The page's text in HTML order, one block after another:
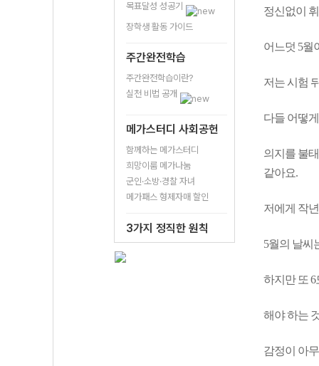
목표달성 성공기
장학생 활동 가이드
주간완전학습
주간완전학습이란?
실천 비법 공개
메가스터디 사회공헌
함께하는 메가스터디
희망이룸 메가나눔
군인·소방·경찰 자녀
메가패스 형제자매 할인
3가지 정직한 원칙
정신없이
어느덧 5월
저는 시험
다들 어떻
의지를 불
같아요.
저에게 작
5월의 날씨
하지만 또
해야 하는
감정이 아